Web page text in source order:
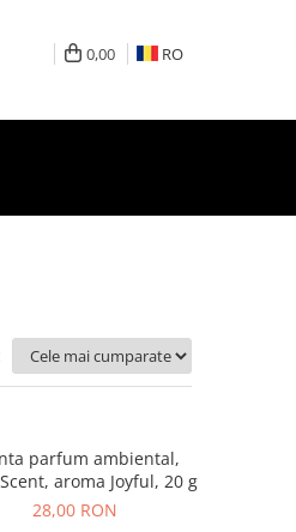
0,00 RO
parfum ambiental,
aroma Joyful, 20 g
28,00 RON